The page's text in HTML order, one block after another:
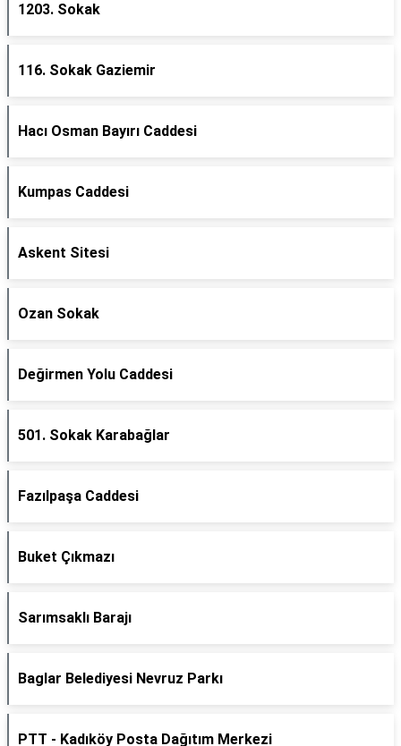
1203. Sokak
116. Sokak Gaziemir
Hacı Osman Bayırı Caddesi
Kumpas Caddesi
Askent Sitesi
Ozan Sokak
Değirmen Yolu Caddesi
501. Sokak Karabağlar
Fazılpaşa Caddesi
Buket Çıkmazı
Sarımsaklı Barajı
Baglar Belediyesi Nevruz Parkı
PTT - Kadıköy Posta Dağıtım Merkezi